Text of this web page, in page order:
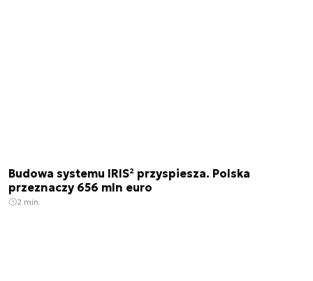
Budowa systemu IRIS² przyspiesza. Polska
przeznaczy 656 mln euro
2 min.